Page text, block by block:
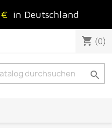
in Deutschland
shopping_cart (0)
